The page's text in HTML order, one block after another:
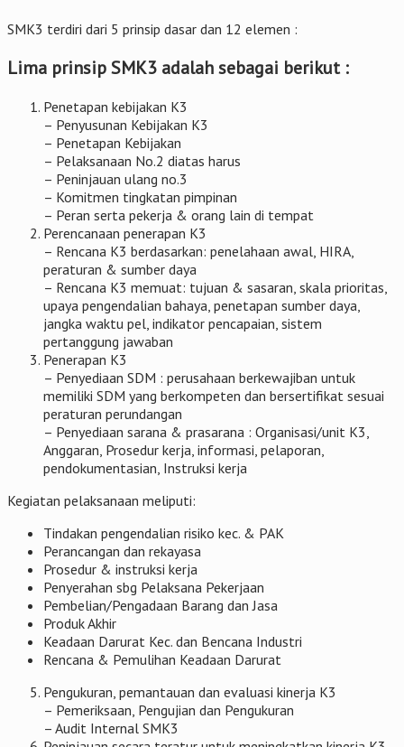
SMK3 terdiri dari 5 prinsip dasar dan 12 elemen :
Lima prinsip SMK3 adalah sebagai berikut :
Penetapan kebijakan K3
– Penyusunan Kebijakan K3
– Penetapan Kebijakan
– Pelaksanaan No.2 diatas harus
– Peninjauan ulang no.3
– Komitmen tingkatan pimpinan
– Peran serta pekerja & orang lain di tempat
Perencanaan penerapan K3
– Rencana K3 berdasarkan: penelahaan awal, HIRA,
peraturan & sumber daya
– Rencana K3 memuat: tujuan & sasaran, skala prioritas,
upaya pengendalian bahaya, penetapan sumber daya,
jangka waktu pel, indikator pencapaian, sistem
pertanggung jawaban
Penerapan K3
– Penyediaan SDM : perusahaan berkewajiban untuk
memiliki SDM yang berkompeten dan bersertifikat sesuai
peraturan perundangan
– Penyediaan sarana & prasarana : Organisasi/unit K3,
Anggaran, Prosedur kerja, informasi, pelaporan,
pendokumentasian, Instruksi kerja
Kegiatan pelaksanaan meliputi:
Tindakan pengendalian risiko kec. & PAK
Perancangan dan rekayasa
Prosedur & instruksi kerja
Penyerahan sbg Pelaksana Pekerjaan
Pembelian/Pengadaan Barang dan Jasa
Produk Akhir
Keadaan Darurat Kec. dan Bencana Industri
Rencana & Pemulihan Keadaan Darurat
Pengukuran, pemantauan dan evaluasi kinerja K3
– Pemeriksaan, Pengujian dan Pengukuran
– Audit Internal SMK3